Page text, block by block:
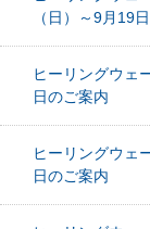
（日）～9月19日
ヒーリングウェ
日のご案内
ヒーリングウェ
日のご案内